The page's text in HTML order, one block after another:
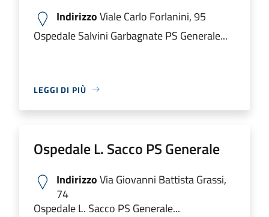
IndirizzoViale Carlo Forlanini, 95
Ospedale Salvini Garbagnate PS Generale...
LEGGI DI PIÙ
Ospedale L. Sacco PS Generale
IndirizzoVia Giovanni Battista Grassi,
74
Ospedale L. Sacco PS Generale...